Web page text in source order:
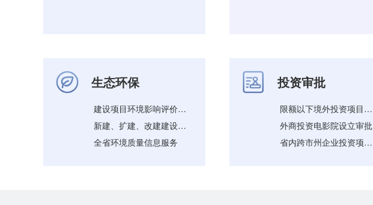
生态环保
建设项目环境影响评价审批（省市县）
新建、扩建、改建建设工程避免危害气象探测环境审批
全省环境质量信息服务
投资审批
限额以下境外投资项目备案
外商投资电影院设立审批
省内跨市州企业投资项目备案